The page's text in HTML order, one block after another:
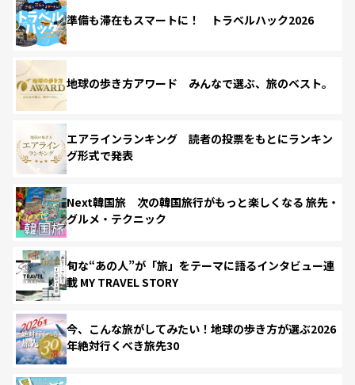
準備も滞在もスマートに！ トラベルハック2026
地球の歩き方アワード みんなで選ぶ、旅のベスト。
エアラインランキング 読者の投票をもとにランキン
グ形式で発表
Next韓国旅 次の韓国旅行がもっと楽しくなる 旅先・
グルメ・テクニック
旬な“あの人”が「旅」をテーマに語るインタビュー連
載 MY TRAVEL STORY
今、こんな旅がしてみたい！地球の歩き方が選ぶ2026
年絶対行くべき旅先30